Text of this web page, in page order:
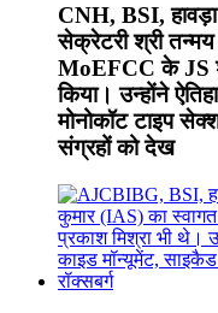
CNH, BSI,
सेक्रेटरी श्री
MoEFCC के JS
किया। उन्होंने
मोनोकॉट टाइप
संग्रहों को देख